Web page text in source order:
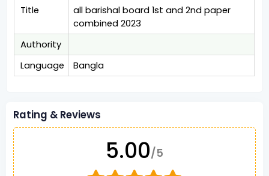
Title
all barishal board 1st and 2nd paper
combined 2023
Authority
Language
Bangla
Rating & Reviews
5.00/5